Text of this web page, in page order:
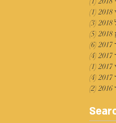
(1)
(3)
(5)
(6)
(4)
(1)
(4)
(2)